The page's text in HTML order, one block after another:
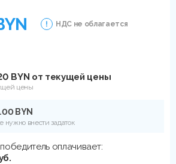
НДС не облагается
BYN от текущей цены
цены
BYN
нужно внести задаток
оплачивает: